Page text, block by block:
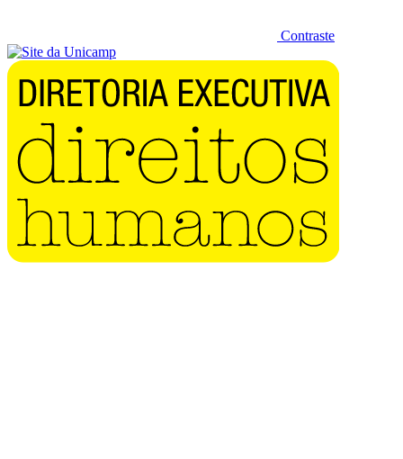
Contraste